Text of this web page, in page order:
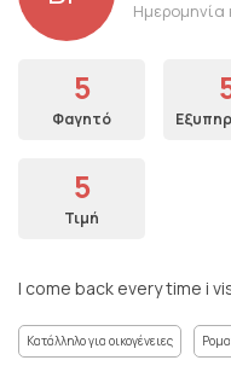
5
Φαγητό
5
Τιμή
I come back every time i
Κατάλληλο για οικογένειες